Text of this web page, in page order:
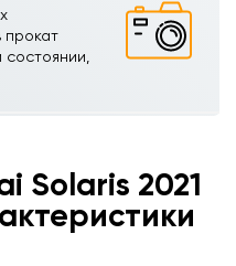
прокат
ㅤㅤㅤㅤ 2021